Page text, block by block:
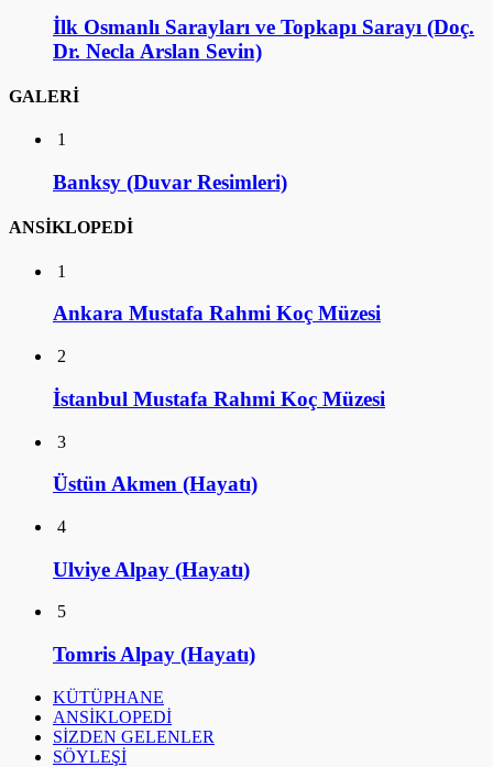
İlk Osmanlı Sarayları ve Topkapı Sarayı (Doç.
Dr. Necla Arslan Sevin)
GALERİ
1
Banksy (Duvar Resimleri)
ANSİKLOPEDİ
1
Ankara Mustafa Rahmi Koç Müzesi
2
İstanbul Mustafa Rahmi Koç Müzesi
3
Üstün Akmen (Hayatı)
4
Ulviye Alpay (Hayatı)
5
Tomris Alpay (Hayatı)
KÜTÜPHANE
ANSİKLOPEDİ
SİZDEN GELENLER
SÖYLEŞİ